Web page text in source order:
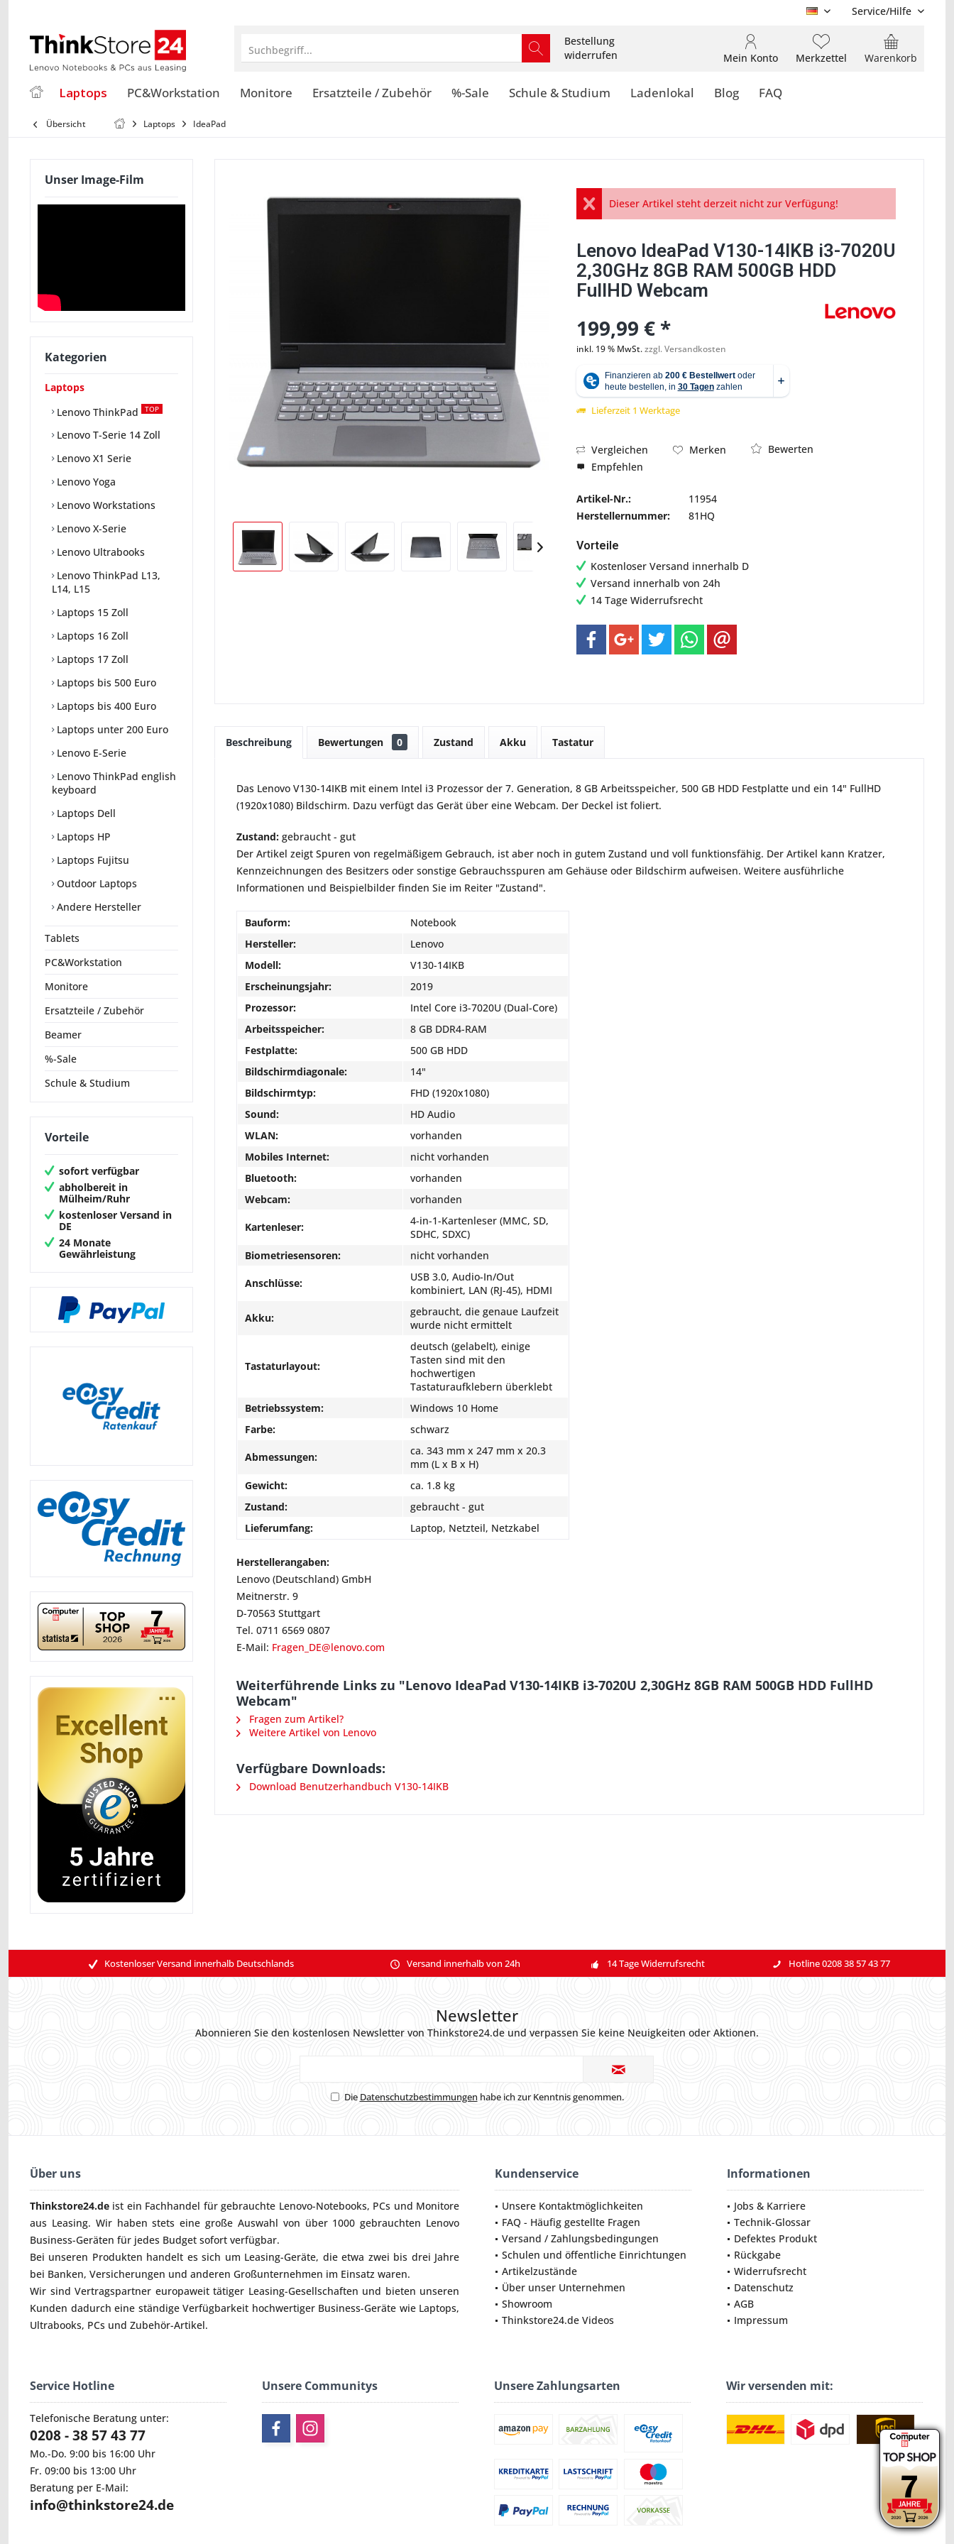
DE Service/Hilfe
Suchbegriff...
Bestellung
widerrufen
Warenkorb
Merkzettel
Mein Konto
Laptops PC&Workstation Monitore Ersatzteile / Zubehör %-Sale Schule & Studium Ladenlokal Blog FAQ
Übersicht Laptops IdeaPad
Unser Image-Film
Kategorien
Laptops
Lenovo ThinkPad
TOP
Lenovo T-Serie 14 Zoll
Lenovo X1 Serie
Lenovo Yoga
Lenovo Workstations
Lenovo X-Serie
Lenovo Ultrabooks
Lenovo ThinkPad L13,
L14, L15
Laptops 15 Zoll
Laptops 16 Zoll
Laptops 17 Zoll
Laptops bis 500 Euro
Laptops bis 400 Euro
Laptops unter 200 Euro
Lenovo E-Serie
Lenovo ThinkPad english
keyboard
Laptops Dell
Laptops HP
Laptops Fujitsu
Outdoor Laptops
Andere Hersteller
Tablets
PC&Workstation
Monitore
Ersatzteile / Zubehör
Beamer
%-Sale
Schule & Studium
Vorteile
sofort verfügbar
abholbereit in
Mülheim/Ruhr
kostenloser Versand in
DE
24 Monate
Gewährleistung
Dieser Artikel steht derzeit nicht zur Verfügung!
Lenovo IdeaPad V130-14IKB i3-7020U
2,30GHz 8GB RAM 500GB HDD
FullHD Webcam
199,99 € *
inkl. 19 % MwSt.zzgl. Versandkosten
Lieferzeit 1 Werktage
Vergleichen Merken
Bewerten
Empfehlen
Artikel-Nr.:
11954
Herstellernummer:
81HQ
Vorteile
Kostenloser Versand innerhalb D
Versand innerhalb von 24h
14 Tage Widerrufsrecht
Beschreibung Bewertungen 0 Zustand Akku Tastatur
Das Lenovo V130-14IKB mit einem Intel i3 Prozessor der 7. Generation, 8 GB Arbeitsspeicher, 500 GB HDD Festplatte und ein 14" FullHD
(1920x1080) Bildschirm. Dazu verfügt das Gerät über eine Webcam. Der Deckel ist foliert.
Zustand: gebraucht - gut
Der Artikel zeigt Spuren von regelmäßigem Gebrauch, ist aber noch in gutem Zustand und voll funktionsfähig. Der Artikel kann Kratzer,
Kennzeichnungen des Besitzers oder sonstige Gebrauchsspuren am Gehäuse oder Bildschirm aufweisen. Weitere ausführliche
Informationen und Beispielbilder finden Sie im Reiter "Zustand".
Bauform:
Notebook
Hersteller:
Lenovo
Modell:
V130-14IKB
Erscheinungsjahr:
2019
Prozessor:
Intel Core i3-7020U (Dual-Core)
Arbeitsspeicher:
8 GB DDR4-RAM
Festplatte:
500 GB HDD
Bildschirmdiagonale:
14"
Bildschirmtyp:
FHD (1920x1080)
Sound:
HD Audio
WLAN:
vorhanden
Mobiles Internet:
nicht vorhanden
Bluetooth:
vorhanden
Webcam:
vorhanden
Kartenleser:
4-in-1-Kartenleser (MMC, SD,
SDHC, SDXC)
Biometriesensoren:
nicht vorhanden
Anschlüsse:
USB 3.0, Audio-In/Out
kombiniert, LAN (RJ-45), HDMI
Akku:
gebraucht, die genaue Laufzeit
wurde nicht ermittelt
Tastaturlayout:
deutsch (gelabelt), einige
Tasten sind mit den
hochwertigen
Tastaturaufklebern überklebt
Betriebssystem:
Windows 10 Home
Farbe:
schwarz
Abmessungen:
ca. 343 mm x 247 mm x 20.3
mm (L x B x H)
Gewicht:
ca. 1.8 kg
Zustand:
gebraucht - gut
Lieferumfang:
Laptop, Netzteil, Netzkabel
Herstellerangaben:
Lenovo (Deutschland) GmbH
Meitnerstr. 9
D-70563 Stuttgart
Tel. 0711 6569 0807
E-Mail: Fragen_DE@lenovo.com
Weiterführende Links zu "Lenovo IdeaPad V130-14IKB i3-7020U 2,30GHz 8GB RAM 500GB HDD FullHD
Webcam"
Fragen zum Artikel?
Weitere Artikel von Lenovo
Verfügbare Downloads:
Download Benutzerhandbuch V130-14IKB
Kostenloser Versand innerhalb Deutschlands Versand innerhalb von 24h 14 Tage Widerrufsrecht Hotline 0208 38 57 43 77
Newsletter
Abonnieren Sie den kostenlosen Newsletter von Thinkstore24.de und verpassen Sie keine Neuigkeiten oder Aktionen.
Die Datenschutzbestimmungen habe ich zur Kenntnis genommen.
Über uns
Thinkstore24.de ist ein Fachhandel für gebrauchte Lenovo-Notebooks, PCs und Monitore
aus Leasing. Wir haben stets eine große Auswahl von über 1000 gebrauchten Lenovo
Business-Geräten für jedes Budget sofort verfügbar.
Bei unseren Produkten handelt es sich um Leasing-Geräte, die etwa zwei bis drei Jahre
bei Banken, Versicherungen und anderen Großunternehmen im Einsatz waren.
Wir sind Vertragspartner europaweit tätiger Leasing-Gesellschaften und bieten unseren
Kunden dadurch eine ständige Verfügbarkeit hochwertiger Business-Geräte wie Laptops,
Ultrabooks, PCs und Zubehör-Artikel.
Kundenservice
Unsere Kontaktmöglichkeiten
FAQ - Häufig gestellte Fragen
Versand / Zahlungsbedingungen
Schulen und öffentliche Einrichtungen
Artikelzustände
Über unser Unternehmen
Showroom
Thinkstore24.de Videos
Informationen
Jobs & Karriere
Technik-Glossar
Defektes Produkt
Rückgabe
Widerrufsrecht
Datenschutz
AGB
Impressum
Service Hotline
Telefonische Beratung unter:
0208 - 38 57 43 77
Mo.-Do. 9:00 bis 16:00 Uhr
Fr. 09:00 bis 13:00 Uhr
Beratung per E-Mail:
info@thinkstore24.de
Unsere Communitys Unsere Zahlungsarten Wir versenden mit: